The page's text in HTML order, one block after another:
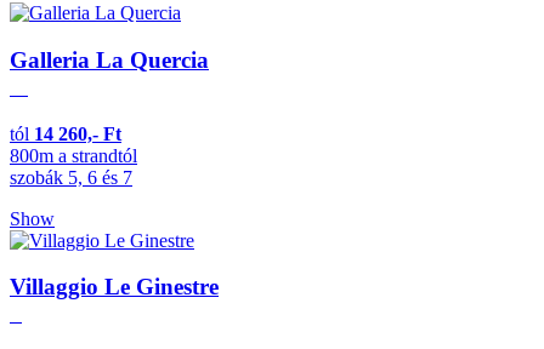
Galleria La Quercia
tól 14 260,- Ft
800m a strandtól
szobák 5, 6 és 7
Show
Villaggio Le Ginestre